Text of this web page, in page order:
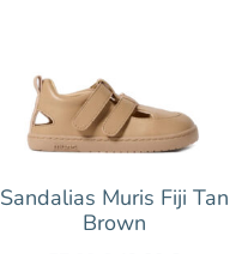
Sandalias Muris Fiji Tan
Brown